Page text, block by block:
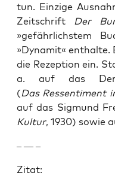
tun. Einzige
Zeitschrift Der
»gefährlich­stem
»Dyna­mit«
die Rezep­tion ein.
a. auf das
(Das Ressen­ti­ment
auf das Sig­mund
Kul­tur, 1930) sowie
– — –
Zitat: